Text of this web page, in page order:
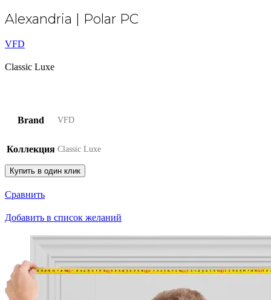
Alexandria | Polar PC
VFD
Classic Luxe
Brand VFD
Коллекция Classic Luxe
Купить в один клик
Сравнить
Добавить в список желаний